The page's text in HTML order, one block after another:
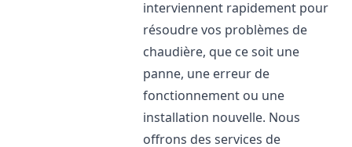
interviennent rapidement pour
résoudre vos problèmes de
chaudière, que ce soit une
panne, une erreur de
fonctionnement ou une
installation nouvelle. Nous
offrons des services de